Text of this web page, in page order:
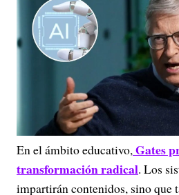
En el ámbito educativo,Gates
transformación radical. Los
impartirán contenidos, sino que